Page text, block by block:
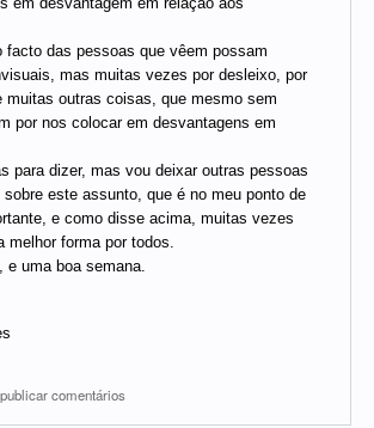
facto das pessoas que vêem possam
mas muitas vezes por desleixo, por
muitas outras coisas, que mesmo sem
por nos colocar em desvantagens em
para dizer, mas vou deixar outras pessoas
este assunto, que é no meu ponto de
e como disse acima, muitas vezes
melhor forma por todos.
e uma boa semana.
comentários